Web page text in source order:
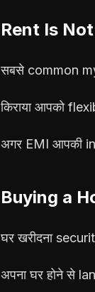
Rent Is
सबसे common
किराया आपको
अगर EMI आपकी
Buying a
घर खरीदना
अपना घर होने से